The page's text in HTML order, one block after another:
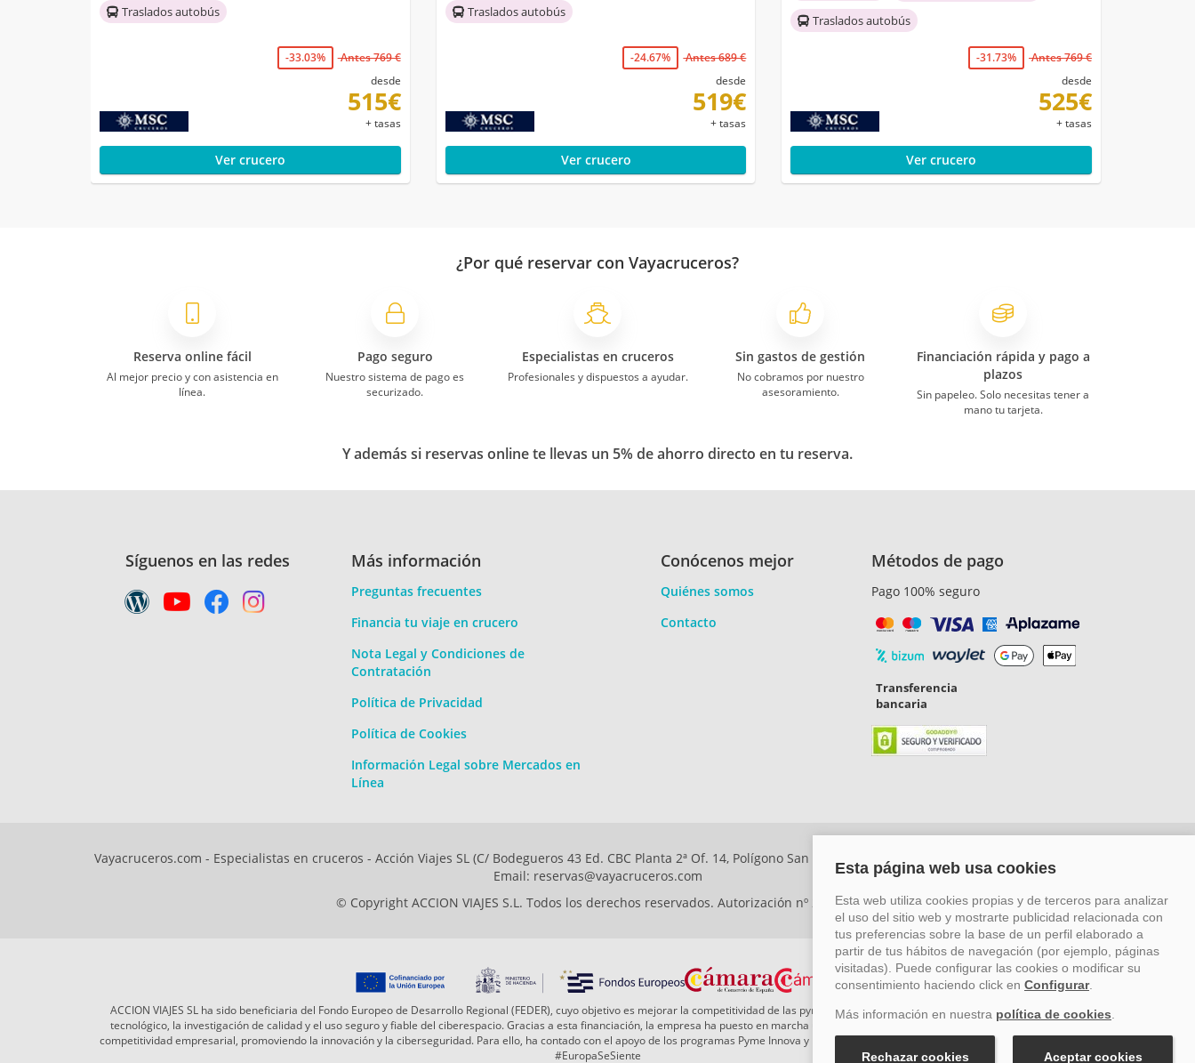
Traslados autobús
-33.03%
Antes 769 €
desde
515€
+ tasas
Ver crucero
Traslados autobús
-24.67%
Antes 689 €
desde
519€
+ tasas
Ver crucero
Traslados autobús
-31.73%
Antes 769 €
desde
525€
+ tasas
Ver crucero
¿Por qué reservar con Vayacruceros?
Reserva online fácil
Al mejor precio y con asistencia en
línea.
Pago seguro
Nuestro sistema de pago es
securizado.
Especialistas en cruceros
Profesionales y dispuestos a ayudar.
Sin gastos de gestión
No cobramos por nuestro
asesoramiento.
Financiación rápida y pago a
plazos
Sin papeleo. Solo necesitas tener a
mano tu tarjeta.
Y además si reservas online te llevas un 5% de ahorro directo en tu reserva.
Síguenos en las redes Más información
Preguntas frecuentes
Financia tu viaje en crucero
Nota Legal y Condiciones de
Contratación
Política de Privacidad
Política de Cookies
Información Legal sobre Mercados en
Línea
Conócenos mejor
Quiénes somos
Contacto
Métodos de pago
Pago 100% seguro
Transferencia
bancaria
Vayacruceros.com - Especialistas en cruceros - Acción Viajes SL (C/ Bodegueros 43 Ed. CBC Planta 2ª Of. 14, Polígono San Rafael, Málaga. CP: 29006) Tel: +34 917 815 555 -
Email: reservas@vayacruceros.com
© Copyright ACCION VIAJES S.L. Todos los derechos reservados. Autorización nº 29780-2
ACCION VIAJES SL ha sido beneficiaria del Fondo Europeo de Desarrollo Regional (FEDER), cuyo objetivo es mejorar la competitividad de las pymes mediante el impulso de la innovación, el desarrollo
tecnológico, la investigación de calidad y el uso seguro y fiable del ciberespacio. Gracias a esta financiación, la empresa ha puesto en marcha un Plan de Acción durante el año 2026 para reforzar su
competitividad empresarial, promoviendo la innovación y la ciberseguridad. Para ello, ha contado con el apoyo de los programas Pyme Innova y Pyme Cibersegura de la Cámara de Comercio de Málaga.
#EuropaSeSiente